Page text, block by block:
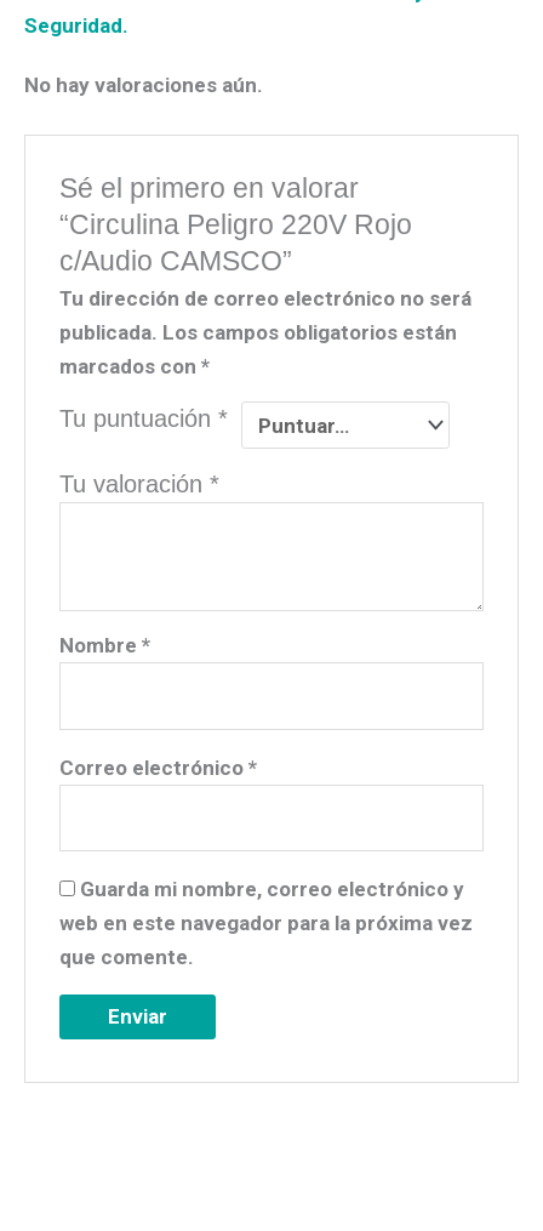
Seguridad.
No hay valoraciones aún.
Sé el primero en valorar
“Circulina Peligro 220V Rojo
c/Audio CAMSCO”
Tu dirección de correo electrónico no será
publicada. Los campos obligatorios están
marcados con*
Tu puntuación*
Tu valoración*
Nombre*
Correo electrónico*
Guarda mi nombre, correo electrónico y
web en este navegador para la próxima vez
que comente.